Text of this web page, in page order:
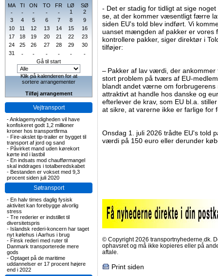
MA
TI ON TO FR LØ
SØ
-
- - - - 1
2
3
4 5 6 7 8
9
10
11 12 13 14 15
16
17
18 19 20 21 22
23
24
25 26 27 28 29
30
31
- - - - -
-
Gå til start
Klik på kalenderen for at
sortere arrangementer
Tilføj arrangement
Vejtransport
-Anklagemyndigheden vil have
konfiskeret godt 1,2 millioner
kroner hos transportfirma
- Fire-akslet tip-trailer er bygget til
transport af jord og sand
- Påvirket mand uden kørekort
kørte ind i lastbil
- En indsats mod chaufførmangel
skal inddrages i totalberedskabet
- Bestanden er vokset med 9,3
procent siden juli 2020
Søtransport
- En halv times daglig fysisk
aktivitet kan forebygge alvorlig
stress
- Tre rederier er indstillet til
diversitetspris
- Islandsk rederi-koncern har taget
nyt kølehus i Aarhus i brug
- Finsk rederi med ruter til
Danmark transporterede mere
gods
- Optaget på de maritime
uddannelser er 17 procent højere
end i 2022
- Det er stadig for tidligt at sige
se, at der kommer væsentligt færre
siden EU's told blev indført. Vi
uanset mængden af pakker er vores
kontrollere pakker, siger direktør i
tilføjer:
– Pakker af lav værdi, der
stort problem på tværs af EU-
blandt andet værne om
attraktivt at handle hos danske og
efterlever de krav, som EU bl.a.
at sikre, at varerne ikke er farlige for
Onsdag 1. juli 2026 trådte EU's told
værdi på 150 euro eller derunder
© Copyright 2026 transportnyhederne.dk.
ophavsret og må ikke kopieres eller på
aftale.
Print siden